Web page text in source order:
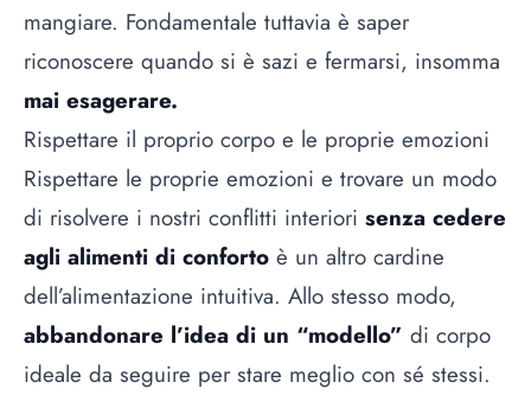
mangiare. Fondamentale tuttavia è saper
riconoscere quando si è sazi e fermarsi, insomma
mai esagerare.
Rispettare il proprio corpo e le proprie emozioni
Rispettare le proprie emozioni e trovare un modo
di risolvere i nostri conflitti interiori senza cedere
agli alimenti di conforto è un altro cardine
dell’alimentazione intuitiva. Allo stesso modo,
abbandonare l’idea di un “modello” di corpo
ideale da seguire per stare meglio con sé stessi.